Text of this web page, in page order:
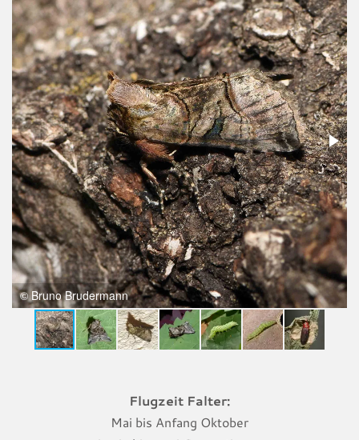
© Bruno Brudermann
Flugzeit Falter:
Mai bis Anfang Oktober